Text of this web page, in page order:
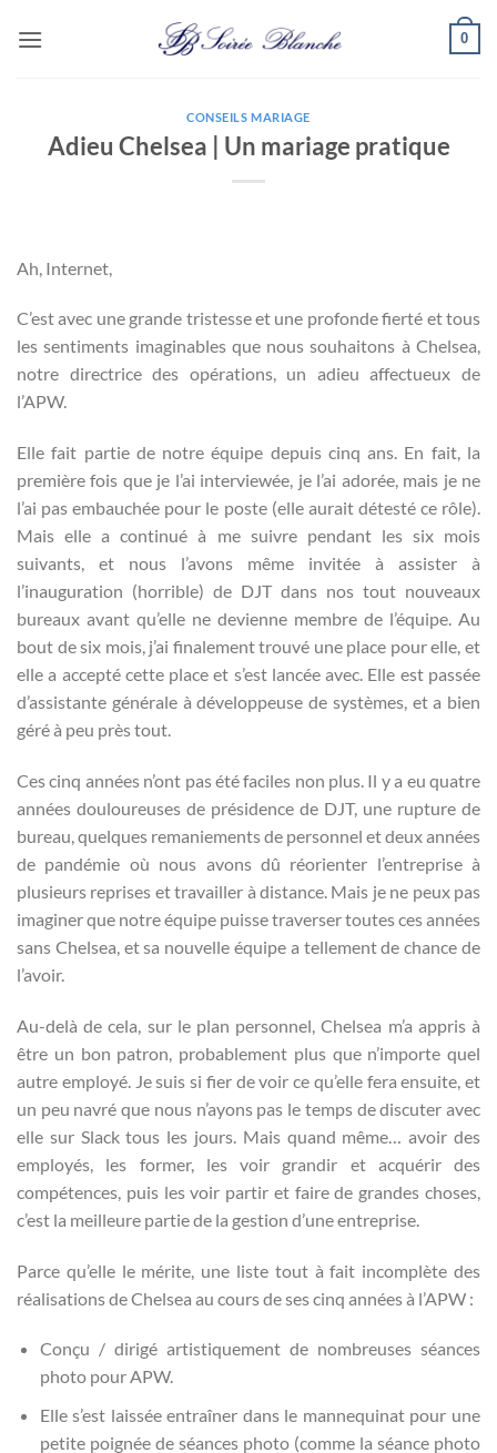
0
CONSEILS MARIAGE
Adieu Chelsea | Un mariage pratique
Ah, Internet,
C’est avec une grande tristesse et une profonde fierté et tous
les sentiments imaginables que nous souhaitons à Chelsea,
notre directrice des opérations, un adieu affectueux de
l’APW.
Elle fait partie de notre équipe depuis cinq ans. En fait, la
première fois que je l’ai interviewée, je l’ai adorée, mais je ne
l’ai pas embauchée pour le poste (elle aurait détesté ce rôle).
Mais elle a continué à me suivre pendant les six mois
suivants, et nous l’avons même invitée à assister à
l’inauguration (horrible) de DJT dans nos tout nouveaux
bureaux avant qu’elle ne devienne membre de l’équipe. Au
bout de six mois, j’ai finalement trouvé une place pour elle, et
elle a accepté cette place et s’est lancée avec. Elle est passée
d’assistante générale à développeuse de systèmes, et a bien
géré à peu près tout.
Ces cinq années n’ont pas été faciles non plus. Il y a eu quatre
années douloureuses de présidence de DJT, une rupture de
bureau, quelques remaniements de personnel et deux années
de pandémie où nous avons dû réorienter l’entreprise à
plusieurs reprises et travailler à distance. Mais je ne peux pas
imaginer que notre équipe puisse traverser toutes ces années
sans Chelsea, et sa nouvelle équipe a tellement de chance de
l’avoir.
Au-delà de cela, sur le plan personnel, Chelsea m’a appris à
être un bon patron, probablement plus que n’importe quel
autre employé. Je suis si fier de voir ce qu’elle fera ensuite, et
un peu navré que nous n’ayons pas le temps de discuter avec
elle sur Slack tous les jours. Mais quand même… avoir des
employés, les former, les voir grandir et acquérir des
compétences, puis les voir partir et faire de grandes choses,
c’est la meilleure partie de la gestion d’une entreprise.
Parce qu’elle le mérite, une liste tout à fait incomplète des
réalisations de Chelsea au cours de ses cinq années à l’APW :
Conçu / dirigé artistiquement de nombreuses séances
photo pour APW.
Elle s’est laissée entraîner dans le mannequinat pour une
petite poignée de séances photo (comme la séance photo